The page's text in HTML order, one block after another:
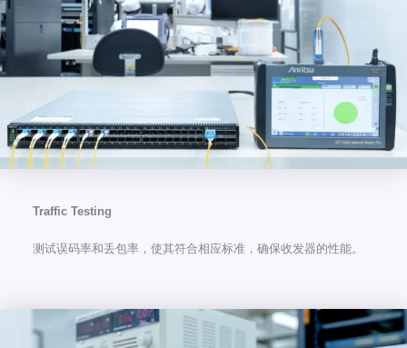
Traffic Testing
测试误码率和丢包率，使其符合相应标准，确保收发器的性能。